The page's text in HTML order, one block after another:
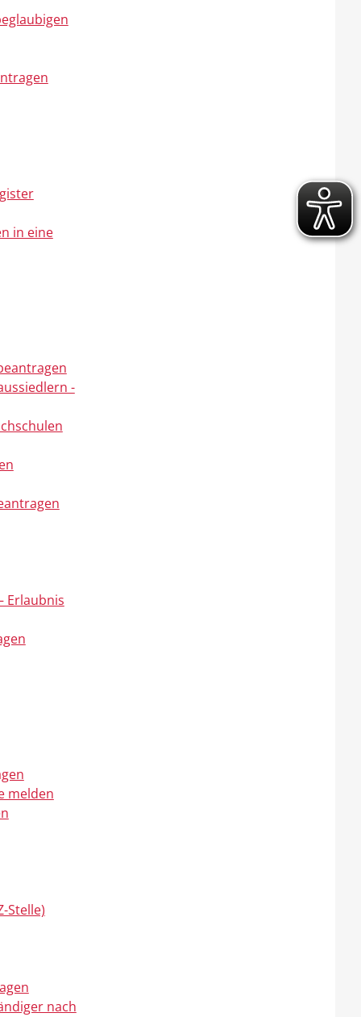
in eine
-
Erlaubnis
melden
Stelle)
nach